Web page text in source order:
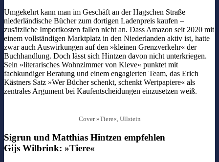
Umgekehrt kann man im Geschäft an der Hagschen Straße
niederländische Bücher zum dortigen Ladenpreis kaufen –
zusätzliche Importkosten fallen nicht an. Dass Amazon seit 2020 mit
einem vollständigen Marktplatz in den Niederlanden aktiv ist, hatte
zwar auch Auswirkungen auf den »kleinen Grenzverkehr« der
Buchhandlung. Doch lässt sich Hintzen davon nicht unterkriegen.
Sein »literarisches Wohnzimmer von Kleve« punktet mit
fachkundiger Beratung und einem engagierten Team, das Erich
Kästners Satz »Wer Bücher schenkt, schenkt Wertpapiere« als
zentrales Argument bei Kaufentscheidungen einzusetzen weiß.
Cover »Tiere«, Ullstein
Sigrun und Matthias Hintzen empfehlen
Gijs Wilbrink: »Tiere«